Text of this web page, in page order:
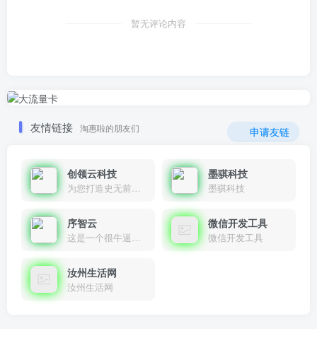
暂无评论内容
友情链接 淘惠啦的朋友们 申请友链
创领云科技
为您打造史无前例的应用产品带您认识新时代产品的创新
墨骐科技
墨骐科技
序智云
这是一个很牛逼的开发者，要开发找他准行！
微信开发工具
微信开发工具
汝州生活网
汝州生活网